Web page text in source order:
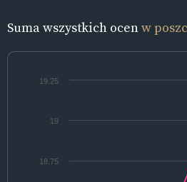
Suma wszystkich ocenw
18.75
19
19.25